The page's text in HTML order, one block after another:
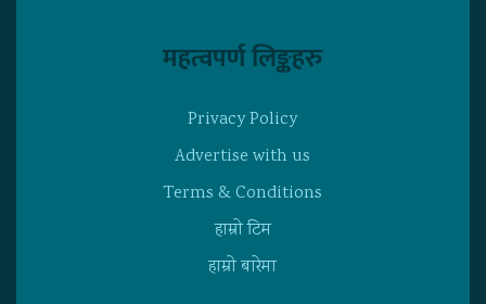
महत्वपर्ण लिङ्कहरु
Privacy Policy
Advertise with us
Terms & Conditions
हाम्राे टिम
हाम्राे बारेमा